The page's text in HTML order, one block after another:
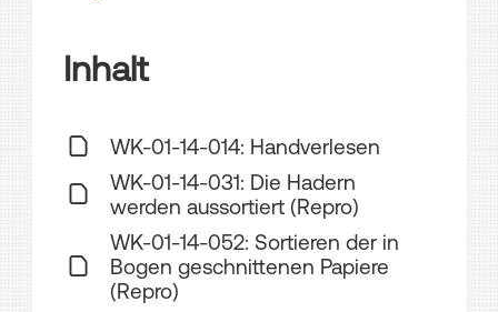
Inhalt
WK-01-14-014: Handverlesen
WK-01-14-031: Die Hadern
werden aussortiert (Repro)
WK-01-14-052: Sortieren der in
Bogen geschnittenen Papiere
(Repro)